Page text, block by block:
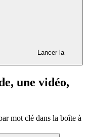
Lancer la
une vidéo,
mot clé dans la boîte à